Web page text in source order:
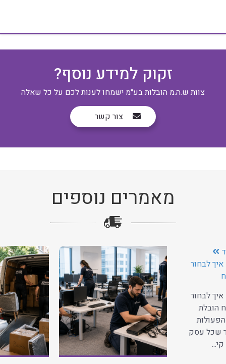
זקוק למידע נוסף?
צוות ש.ה.מ הובלות בע״מ ישמחו לענות לכם על כל שאלה
צור קשר
מאמרים נוספים
לבחור
לבחור
הובלת
שכל עסק